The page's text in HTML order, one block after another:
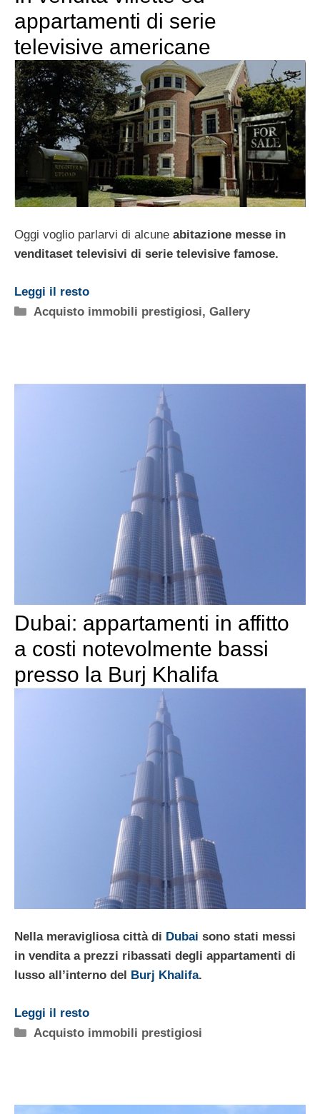
appartamenti di serie
televisive americane
Oggi voglio parlarvi di alcune abitazione messe in
venditaset televisivi di serie televisive famose.
Leggi il resto
Categorie
Acquisto immobili prestigiosi,Gallery
Dubai: appartamenti in affitto
a costi notevolmente bassi
presso la Burj Khalifa
Nella meravigliosa città di Dubai sono stati messi
in vendita a prezzi ribassati degli appartamenti di
lusso all’interno del
Burj Khalifa.
Leggi il resto
Categorie
Acquisto immobili prestigiosi